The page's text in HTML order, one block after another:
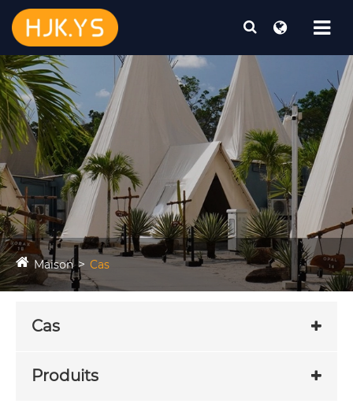
Maison Cas
Cas
Produits